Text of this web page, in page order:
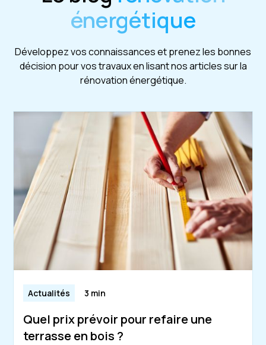
énergétique
Développez vos connaissances et prenez les bonnes
décision pour vos travaux en lisant nos articles sur la
rénovation énergétique.
Actualités 3 min
Quel prix prévoir pour refaire une
terrasse en bois ?